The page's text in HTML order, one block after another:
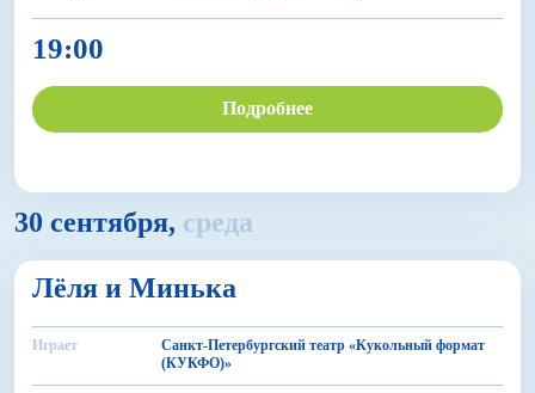
19:00
Подробнее
30 сентября, среда
6+
Лёля и Минька
Играет
Санкт-Петербургский театр «Кукольный формат
(КУКФО)»